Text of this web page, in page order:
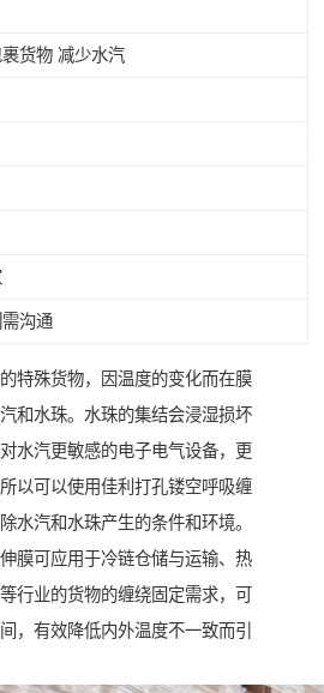
货物 减少水汽
沟通
特殊货物，因温度的变化而在膜
和水珠。水珠的集结会浸湿损坏
水汽更敏感的电子电气设备，更
以可以使用佳利打孔镂空呼吸缠
水汽和水珠产生的条件和环境。
膜可应用于冷链仓储与运输、热
行业的货物的缠绕固定需求，可
，有效降低内外温度不一致而引